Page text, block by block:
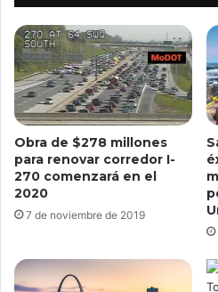
Obra de $278 millones
para renovar corredor I-
270 comenzará en el
2020
7 de noviembre de 2019